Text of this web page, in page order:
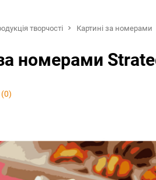
творчості Картині за номерами
номерами
(0)